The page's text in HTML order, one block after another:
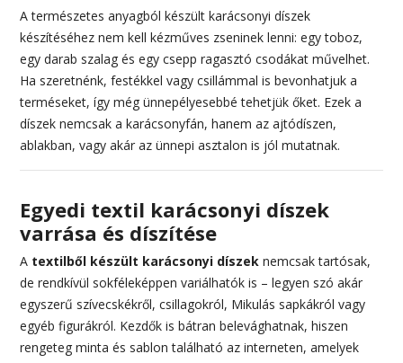
A természetes anyagból készült karácsonyi díszek
készítéséhez nem kell kézműves zseninek lenni: egy toboz,
egy darab szalag és egy csepp ragasztó csodákat művelhet.
Ha szeretnénk, festékkel vagy csillámmal is bevonhatjuk a
terméseket, így még ünnepélyesebbé tehetjük őket. Ezek a
díszek nemcsak a karácsonyfán, hanem az ajtódíszen,
ablakban, vagy akár az ünnepi asztalon is jól mutatnak.
Egyedi textil karácsonyi díszek
varrása és díszítése
A textilből készült karácsonyi díszek nemcsak tartósak,
de rendkívül sokféleképpen variálhatók is – legyen szó akár
egyszerű szívecskékről, csillagokról, Mikulás sapkákról vagy
egyéb figurákról. Kezdők is bátran belevághatnak, hiszen
rengeteg minta és sablon található az interneten, amelyek